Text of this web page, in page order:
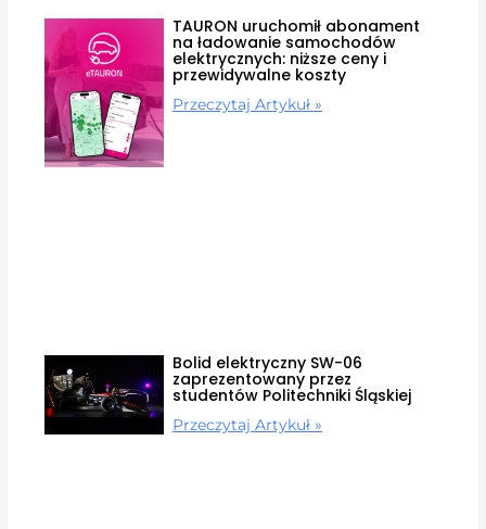
TAURON uruchomił abonament
na ładowanie samochodów
elektrycznych: niższe ceny i
przewidywalne koszty
Przeczytaj Artykuł »
Bolid elektryczny SW-06
zaprezentowany przez
studentów Politechniki Śląskiej
Przeczytaj Artykuł »